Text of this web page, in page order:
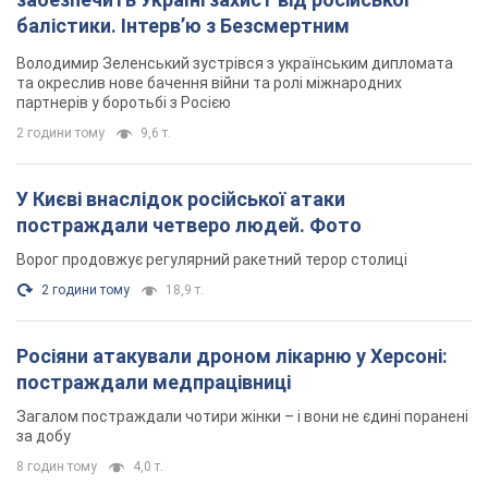
балістики. Інтерв’ю з Безсмертним
Володимир Зеленський зустрівся з українським дипломата
та окреслив нове бачення війни та ролі міжнародних
партнерів у боротьбі з Росією
2 години тому 9,6 т.
У Києві внаслідок російської атаки
постраждали четверо людей. Фото
Ворог продовжує регулярний ракетний терор столиці
2 години тому 18,9 т.
Росіяни атакували дроном лікарню у Херсоні:
постраждали медпрацівниці
Загалом постраждали чотири жінки – і вони не єдині поранені
за добу
8 годин тому 4,0 т.